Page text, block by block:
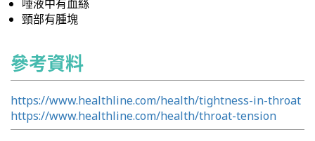
唾液中有血絲
頸部有腫塊
參考資料
https://www.healthline.com/health/tightness-in-throat
https://www.healthline.com/health/throat-tension